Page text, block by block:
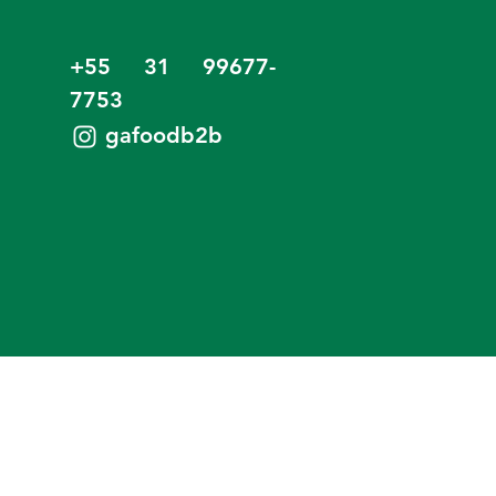
+55 31 99677-
7753
gafoodb2b